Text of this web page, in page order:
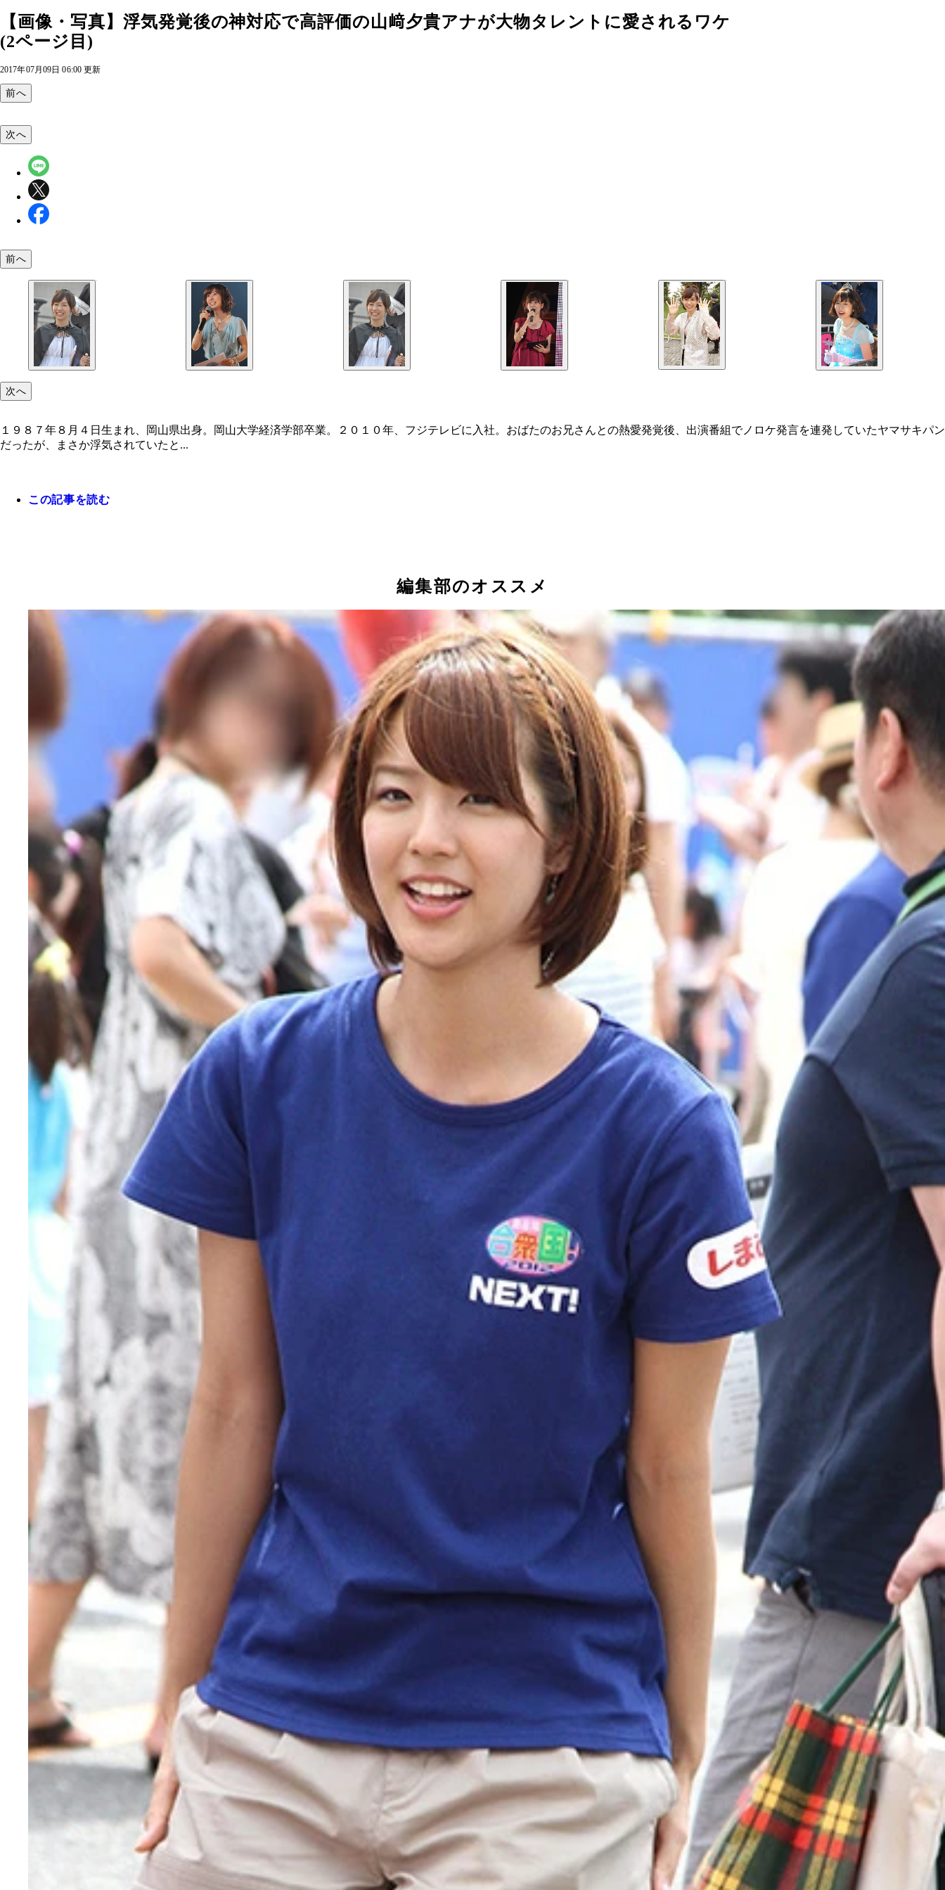
【画像・写真】浮気発覚後の神対応で高評価の山﨑夕貴アナが大物タレントに愛されるワケ
(2ページ目)
2017年07月09日 06:00 更新
前へ
１９８７年８月４日生まれ、岡山県出身。岡山大学経済学部卒業。２０１０年、フジテレビに入社。おばたのお兄さんとの熱愛発覚後、出演番組でノロケ発言を連発していた
キパンだったが、まさか浮気されていたとは……
次へ
前へ
次へ
１９８７年８月４日生まれ、岡山県出身。岡山大学経済学部卒業。２０１０年、フジテレビに入社。おばたのお兄さんとの熱愛発覚後、出演番組でノロケ発言を連発していたヤマサキパン
だったが、まさか浮気されていたと...
この記事を読む
編集部のオススメ